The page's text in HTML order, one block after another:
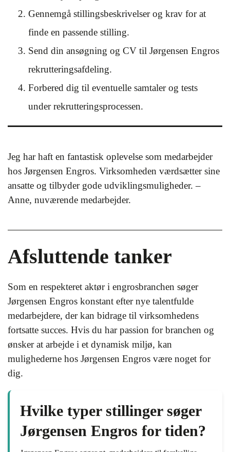
Gennemgå stillingsbeskrivelser og krav for at
finde en passende stilling.
Send din ansøgning og CV til Jørgensen Engros
rekrutteringsafdeling.
Forbered dig til eventuelle samtaler og tests
under rekrutteringsprocessen.
Jeg har haft en fantastisk oplevelse som medarbejder
hos Jørgensen Engros. Virksomheden værdsætter sine
ansatte og tilbyder gode udviklingsmuligheder. –
Anne, nuværende medarbejder.
Afsluttende tanker
Som en respekteret aktør i engrosbranchen søger
Jørgensen Engros konstant efter nye talentfulde
medarbejdere, der kan bidrage til virksomhedens
fortsatte succes. Hvis du har passion for branchen og
ønsker at arbejde i et dynamisk miljø, kan
mulighederne hos Jørgensen Engros være noget for
dig.
Hvilke typer stillinger søger
Jørgensen Engros for tiden?